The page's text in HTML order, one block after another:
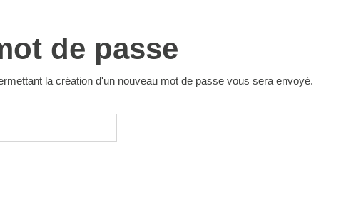
de passe
la création d'un nouveau mot de passe vous sera envoyé.